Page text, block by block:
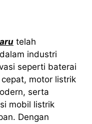
telah
industri
seperti baterai
motor listrik
serta
mobil listrik
Dengan